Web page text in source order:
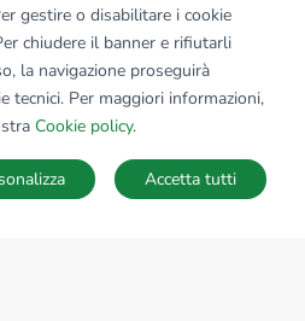
SALVA RICERCA
gestire o disabilitare i cookie
chiudere il banner e rifiutarli
la navigazione proseguirà
tecnici. Per maggiori informazioni,
Cookie policy.
Accetta tutti